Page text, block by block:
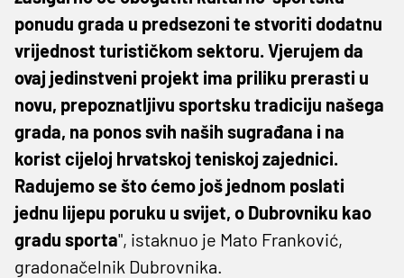
ponudu grada u predsezoni te stvoriti dodatnu
vrijednost turističkom sektoru. Vjerujem da
ovaj jedinstveni projekt ima priliku prerasti u
novu, prepoznatljivu sportsku tradiciju našega
grada, na ponos svih naših sugrađana i na
korist cijeloj hrvatskoj teniskoj zajednici.
Radujemo se što ćemo još jednom poslati
jednu lijepu poruku u svijet, o Dubrovniku kao
gradu sporta", istaknuo je Mato Franković,
gradonačelnik Dubrovnika.